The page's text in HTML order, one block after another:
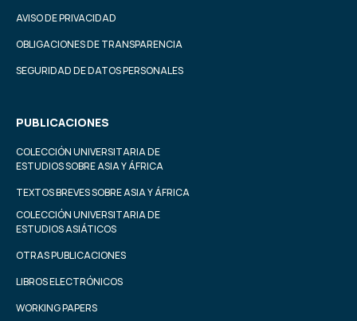
AVISO DE PRIVACIDAD
OBLIGACIONES DE TRANSPARENCIA
SEGURIDAD DE DATOS PERSONALES
PUBLICACIONES
COLECCIÓN UNIVERSITARIA DE
ESTUDIOS SOBRE ASIA Y ÁFRICA
TEXTOS BREVES SOBRE ASIA Y ÁFRICA
COLECCIÓN UNIVERSITARIA DE
ESTUDIOS ASIÁTICOS
OTRAS PUBLICACIONES
LIBROS ELECTRÓNICOS
WORKING PAPERS